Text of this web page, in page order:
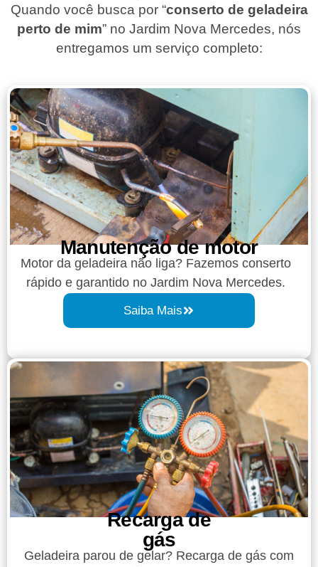
Quando você busca por “conserto de geladeira
perto de mim” no Jardim Nova Mercedes, nós
entregamos um serviço completo:
Manutenção de motor
Motor da geladeira não liga? Fazemos conserto
rápido e garantido no Jardim Nova Mercedes.
Saiba Mais
Recarga de
gás
Geladeira parou de gelar? Recarga de gás com